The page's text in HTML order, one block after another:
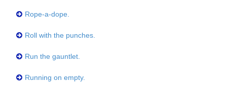
Rope-a-dope.
Roll with the punches.
Run the gauntlet.
Running on empty.